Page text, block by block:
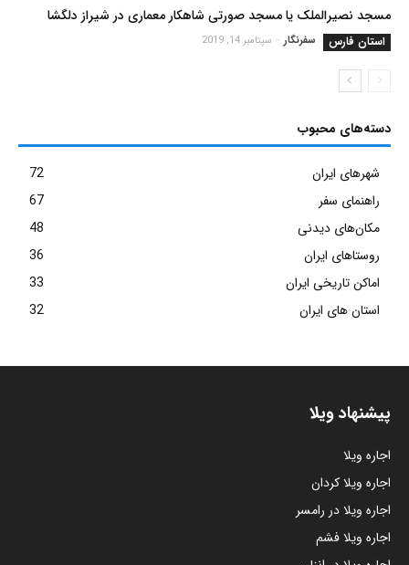
مسجد نصیرالملک یا مسجد صورتی شاهکار معماری در شیراز دلگشا
استان فارس سفرنگار - سپتامبر 14, 2019
دسته‌های محبوب
شهرهای ایران
72
راهنمای سفر
67
مکان‌های دیدنی
48
روستاهای ایران
36
اماکن تاریخی ایران
33
استان های ایران
32
پیشنهاد ویلا
اجاره ویلا
اجاره ویلا کردان
اجاره ویلا در رامسر
اجاره ویلا فشم